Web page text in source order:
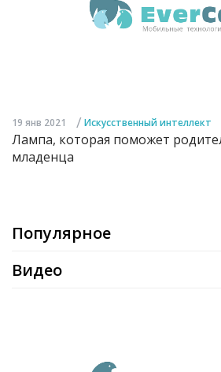
19 янв 2021 / Искусственный интеллект
Лампа, которая поможет
младенца
Популярное
Видео